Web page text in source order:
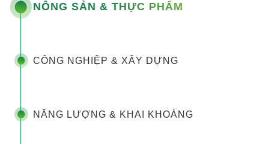
NÔNG SẢN & THỰC PHẨM
CÔNG NGHIỆP & XÂY DỰNG
NĂNG LƯỢNG & KHAI KHOÁNG